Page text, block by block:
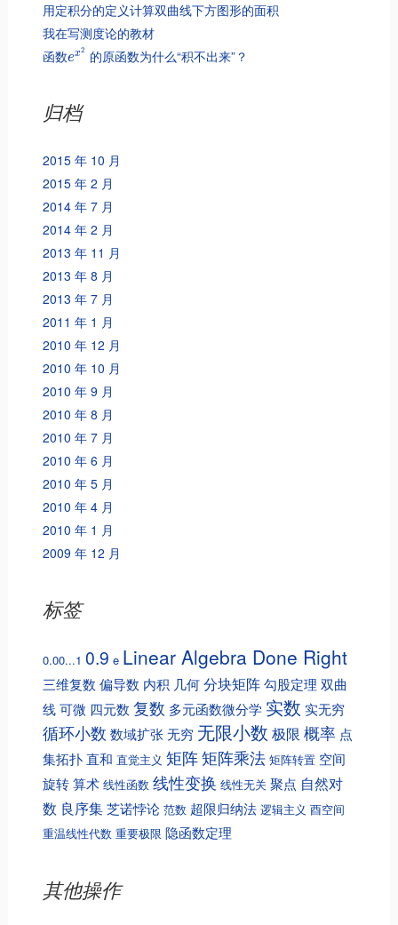
用定积分的定义计算双曲线下方图形的面积
我在写测度论的教材
函数ex2 的原函数为什么“积不出来”？
归档
2015 年 10 月
2015 年 2 月
2014 年 7 月
2014 年 2 月
2013 年 11 月
2013 年 8 月
2013 年 7 月
2011 年 1 月
2010 年 12 月
2010 年 10 月
2010 年 9 月
2010 年 8 月
2010 年 7 月
2010 年 6 月
2010 年 5 月
2010 年 4 月
2010 年 1 月
2009 年 12 月
标签
0.00...1 0.9 e Linear Algebra Done Right
三维复数 偏导数 内积 几何分块矩阵勾股定理 双曲
线可微 四元数 复数 多元函数微分学 实数 实无穷
循环小数 数域扩张无穷 无限小数 极限 概率 点
集拓扑直和 直觉主义 矩阵矩阵乘法 矩阵转置 空间
旋转算术 线性函数 线性变换 线性无关 聚点 自然对
数 良序集芝诺悖论 范数 超限归纳法 逻辑主义 酉空间
重温线性代数 重要极限 隐函数定理
其他操作